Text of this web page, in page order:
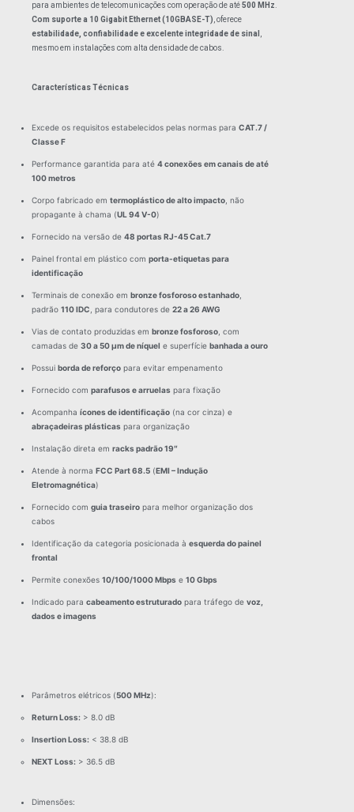
para ambientes de telecomunicações com operação de até500 MHz
Com suporte a 10 Gigabit Ethernet (10GBASE-T) , oferece
estabilidade, confiabilidade e excelente integridade de sinal
mesmo em instalações com alta densidade de cabos.
Características Técnicas
Excede os requisitos estabelecidos pelas normas para CAT.7 /
Classe F
Performance garantida para até 4 conexões em canais de até
100 metros
Corpo fabricado em termoplástico de alto impacto , não
propagante à chama (UL 94 V-0)
Fornecido na versão de 48 portas RJ-45 Cat.7
Painel frontal em plástico com porta-etiquetas para
identificação
Terminais de conexão em bronze fosforoso estanhado
padrão 110 IDC , para condutores de 22 a 26 AWG
Vias de contato produzidas em bronze fosforoso , com
camadas de 30 a 50 μm de níquel e superfície banhada a ouro
Possui borda de reforço para evitar empenamento
Fornecido com parafusos e arruelas para fixação
Acompanha ícones de identificação (na cor cinza) e
abraçadeiras plásticas para organização
Instalação direta em racks padrão 19″
Atende à norma FCC Part 68.5 (EMI – Indução
Eletromagnética)
Fornecido com guia traseiro para melhor organização dos
cabos
Identificação da categoria posicionada à esquerda do painel
frontal
Permite conexões 10/100/1000 Mbps e 10 Gbps
Indicado para cabeamento estruturado para tráfego de voz,
dados e imagens
Parâmetros elétricos (500 MHz):
Return Loss: > 8.0 dB
Insertion Loss: < 38.8 dB
NEXT Loss: > 36.5 dB
Dimensões: